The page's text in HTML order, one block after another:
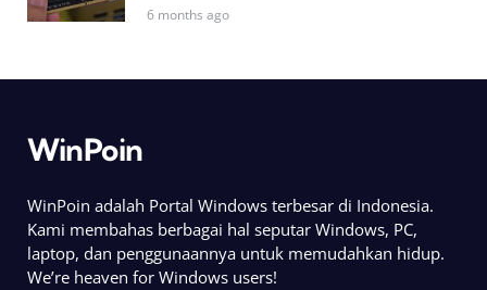
6 months ago
WinPoin
WinPoin adalah Portal Windows terbesar di Indonesia.
Kami membahas berbagai hal seputar Windows, PC,
laptop, dan penggunaannya untuk memudahkan hidup.
We’re heaven for Windows users!